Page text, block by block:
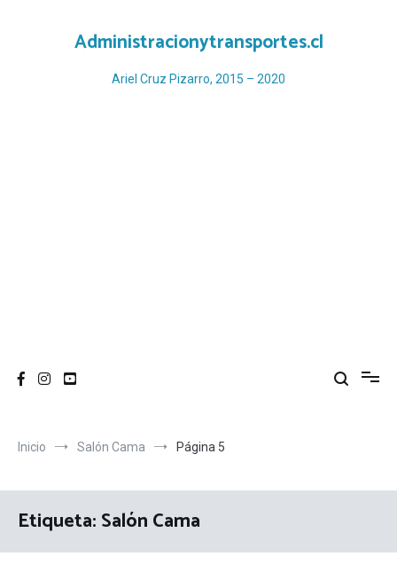
Administracionytransportes.cl
Ariel Cruz Pizarro, 2015 – 2020
Inicio Salón Cama Página 5
Etiqueta:Salón Cama